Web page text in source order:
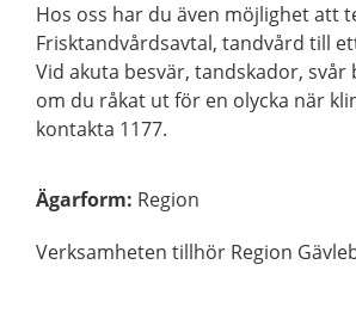
Hos oss har du även möjlighet att
Frisktandvårdsavtal, tandvård till
Vid akuta besvär, tandskador,
om du råkat ut för en olycka när
kontakta 1177.
Ägarform: Region
Verksamheten tillhör Region